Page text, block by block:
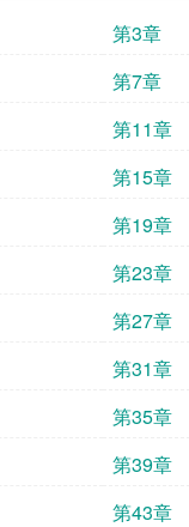
第3章
第7章
第11章
第15章
第19章
第23章
第27章
第31章
第35章
第39章
第43章